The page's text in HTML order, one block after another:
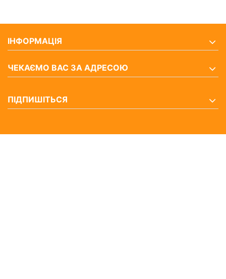
ІНФОРМАЦІЯ
ЧЕКАЄМО ВАС ЗА АДРЕСОЮ
ПІДПИШІТЬСЯ